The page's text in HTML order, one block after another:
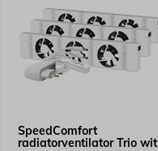
SpeedComfort
radiatorventilator Trio wit